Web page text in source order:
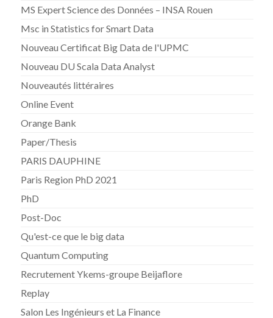
MS Expert Science des Données – INSA Rouen
Msc in Statistics for Smart Data
Nouveau Certificat Big Data de l'UPMC
Nouveau DU Scala Data Analyst
Nouveautés littéraires
Online Event
Orange Bank
Paper/Thesis
PARIS DAUPHINE
Paris Region PhD 2021
PhD
Post-Doc
Qu'est-ce que le big data
Quantum Computing
Recrutement Ykems-groupe Beijaflore
Replay
Salon Les Ingénieurs et La Finance